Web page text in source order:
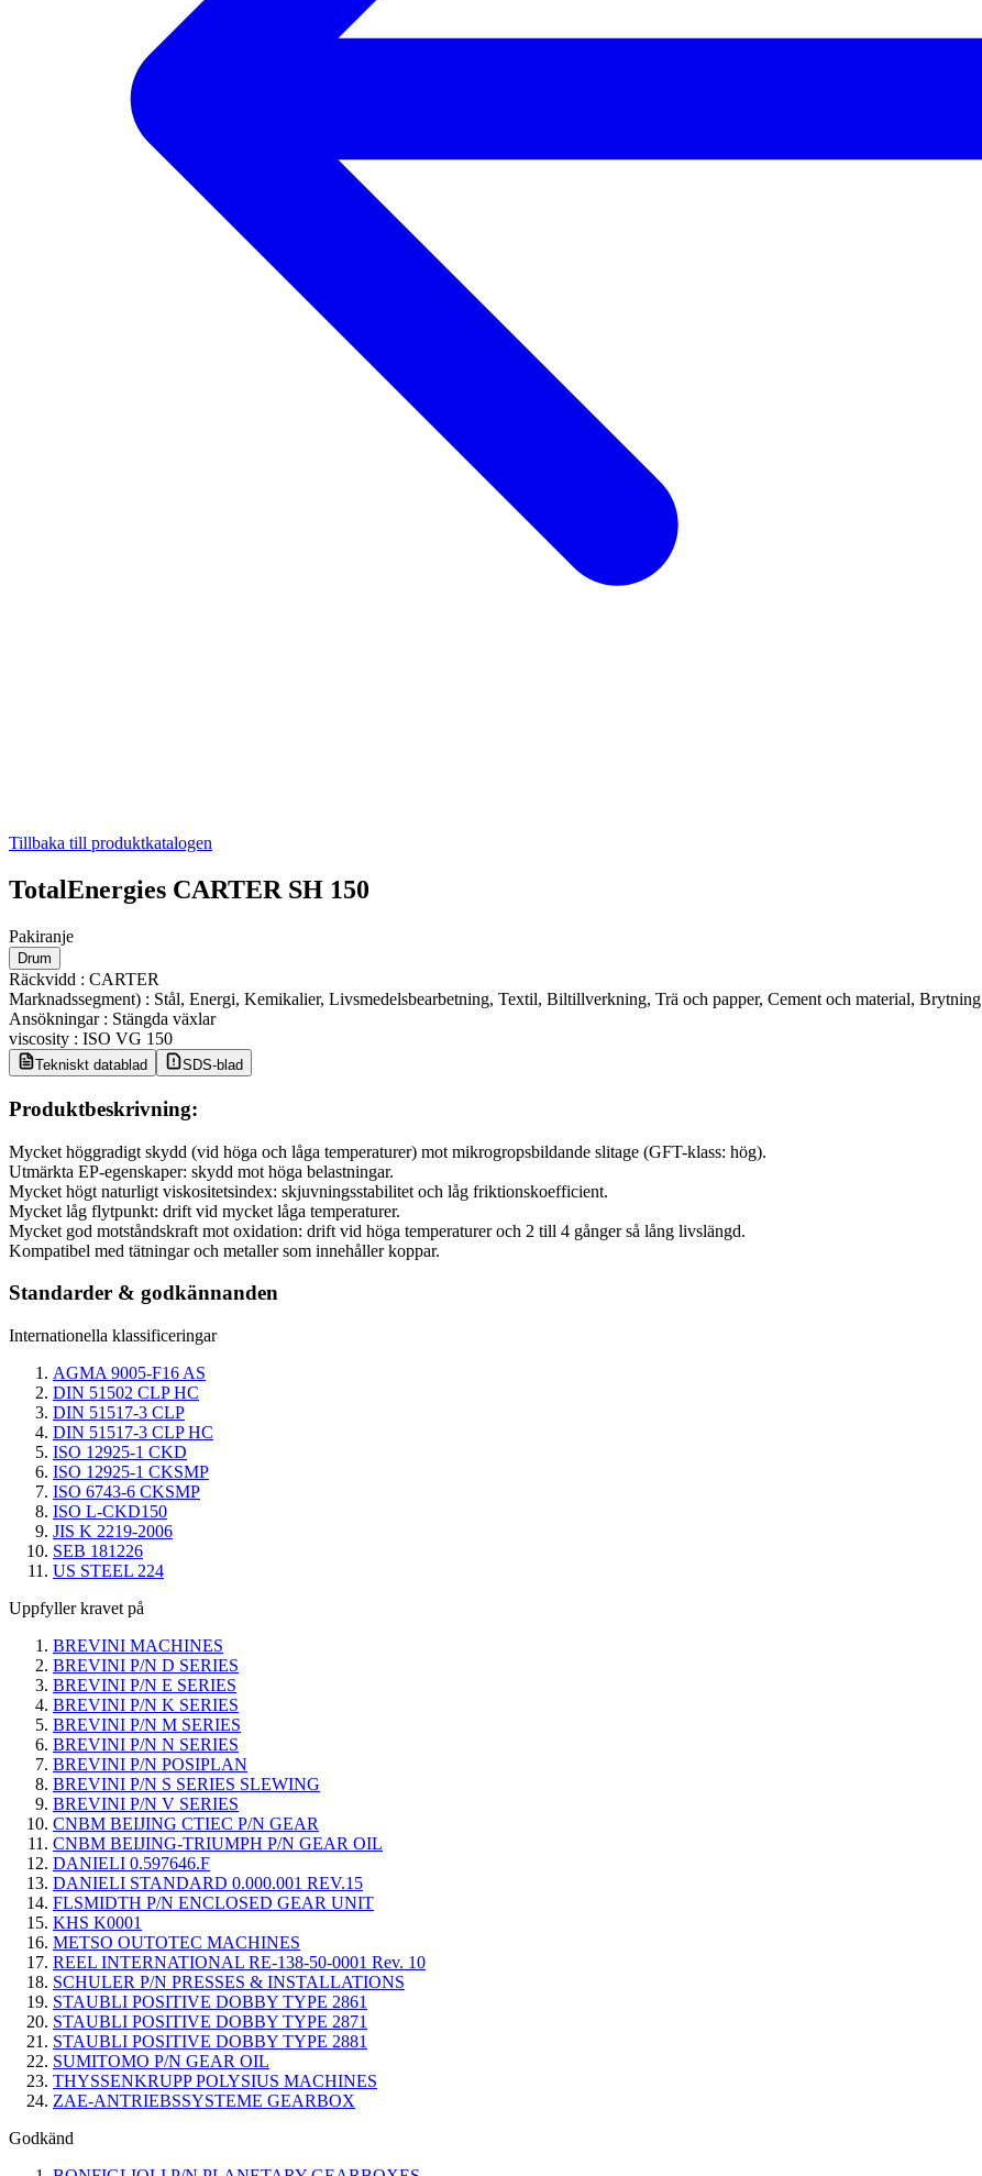
Tillbaka till produktkatalogen
TotalEnergies CARTER SH 150
Pakiranje
Drum
Räckvidd : CARTER
Marknadssegment) : Stål, Energi, Kemikalier, Livsmedelsbearbetning, Textil, Biltillverkning, Trä och papper, Cement och material, Brytning
Ansökningar: Stängda växlar
viscosity : ISO VG 150
Tekniskt datablad SDS-blad
Produktbeskrivning:
Mycket höggradigt skydd (vid höga och låga temperaturer) mot mikrogropsbildande slitage (GFT-klass: hög).
Utmärkta EP-egenskaper: skydd mot höga belastningar.
Mycket högt naturligt viskositetsindex: skjuvningsstabilitet och låg friktionskoefficient.
Mycket låg flytpunkt: drift vid mycket låga temperaturer.
Mycket god motståndskraft mot oxidation: drift vid höga temperaturer och 2 till 4 gånger så lång livslängd.
Kompatibel med tätningar och metaller som innehåller koppar.
Standarder & godkännanden
Internationella klassificeringar
AGMA 9005-F16 AS
DIN 51502 CLP HC
DIN 51517-3 CLP
DIN 51517-3 CLP HC
ISO 12925-1 CKD
ISO 12925-1 CKSMP
ISO 6743-6 CKSMP
ISO L-CKD150
JIS K 2219-2006
SEB 181226
US STEEL 224
Uppfyller kravet på
BREVINI MACHINES
BREVINI P/N D SERIES
BREVINI P/N E SERIES
BREVINI P/N K SERIES
BREVINI P/N M SERIES
BREVINI P/N N SERIES
BREVINI P/N POSIPLAN
BREVINI P/N S SERIES SLEWING
BREVINI P/N V SERIES
CNBM BEIJING CTIEC P/N GEAR
CNBM BEIJING-TRIUMPH P/N GEAR OIL
DANIELI 0.597646.F
DANIELI STANDARD 0.000.001 REV.15
FLSMIDTH P/N ENCLOSED GEAR UNIT
KHS K0001
METSO OUTOTEC MACHINES
REEL INTERNATIONAL RE-138-50-0001 Rev. 10
SCHULER P/N PRESSES & INSTALLATIONS
STAUBLI POSITIVE DOBBY TYPE 2861
STAUBLI POSITIVE DOBBY TYPE 2871
STAUBLI POSITIVE DOBBY TYPE 2881
SUMITOMO P/N GEAR OIL
THYSSENKRUPP POLYSIUS MACHINES
ZAE-ANTRIEBSSYSTEME GEARBOX
Godkänd